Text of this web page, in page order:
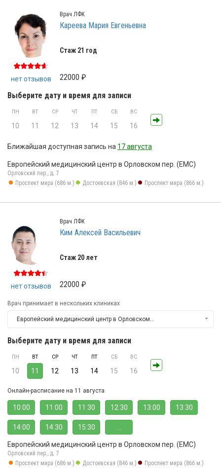
нет отзывов
Врач ЛФК
Кареева Мария Евгеньевна
Стаж 21 год
22000 ₽
Выберите дату и время для записи
ПН
10
ВТ
11
СР
12
ЧТ
13
ПТ
14
СБ
15
ВС
16
Ближайшая доступная запись на 17 августа
Европейский медицинский центр в Орловском пер. (ЕМС)
Орловский пер., д. 7
Проспект мира (686 м.)
Достоевская (846 м.) Проспект мира (866 м.)
нет отзывов
Врач ЛФК
Ким Алексей Васильевич
Стаж 20 лет
22000 ₽
Врач принимает в нескольких клиниках
Европейский медицинский центр в Орловском пер. (ЕМС)
Выберите дату и время для записи
ПН
10
ВТ
11
СР
12
ЧТ
13
ПТ
14
СБ
15
ВС
16
Онлайн-расписание на 11 августа
10:00 11:00 11:30 12:30 13:00 13:30
14:00 14:30 15:30
Европейский медицинский центр в Орловском пер. (ЕМС)
Орловский пер., д. 7
Проспект мира (686 м.)
Достоевская (846 м.) Проспект мира (866 м.)